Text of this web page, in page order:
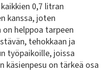
0,7 litran
kanssa, joten
helppoa tarpeen
tehokkaan ja
työpaikoille, joissa
käsienpesu on tärkeä osa